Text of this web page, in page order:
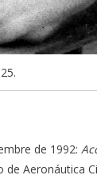
de 1992:
Aeronáutica